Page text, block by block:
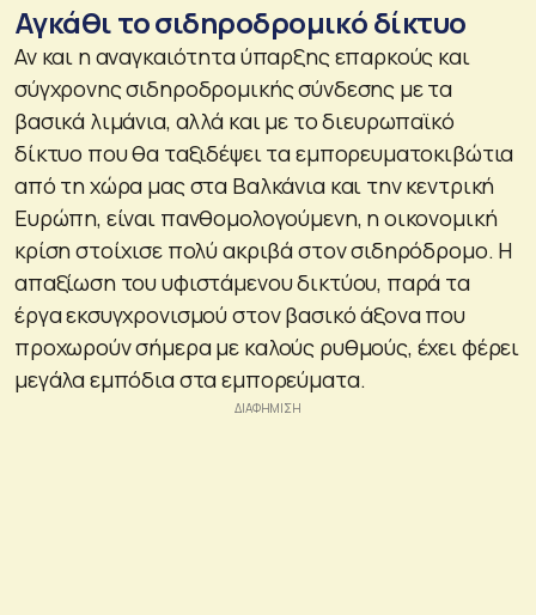
Αγκάθι το σιδηροδρομικό δίκτυο
Αν και η αναγκαιότητα ύπαρξης επαρκούς και
σύγχρονης σιδηροδρομικής σύνδεσης με τα
βασικά λιμάνια, αλλά και με το διευρωπαϊκό
δίκτυο που θα ταξιδέψει τα εμπορευματοκιβώτια
από τη χώρα μας στα Βαλκάνια και την κεντρική
Ευρώπη, είναι πανθομολογούμενη, η οικονομική
κρίση στοίχισε πολύ ακριβά στον σιδηρόδρομο. Η
απαξίωση του υφιστάμενου δικτύου, παρά τα
έργα εκσυγχρονισμού στον βασικό άξονα που
προχωρούν σήμερα με καλούς ρυθμούς, έχει φέρει
μεγάλα εμπόδια στα εμπορεύματα.